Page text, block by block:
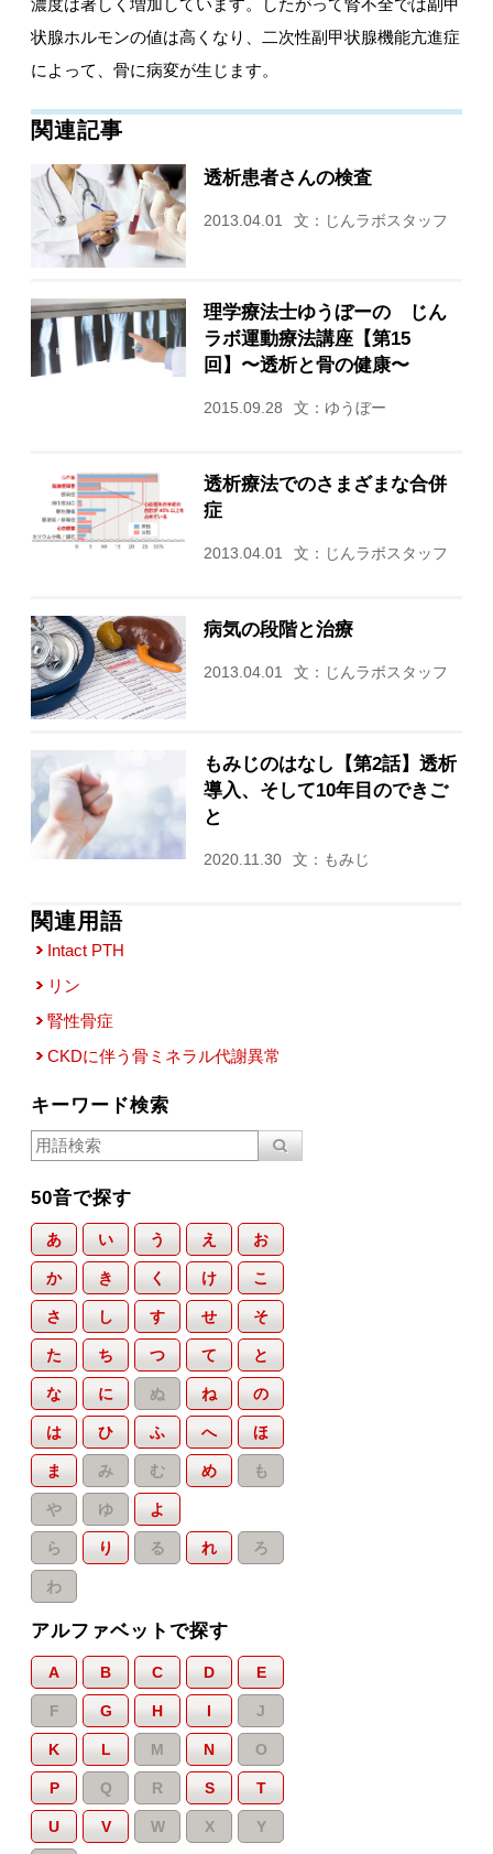
濃度は著しく増加しています。したがって腎不全では副甲
状腺ホルモンの値は高くなり、二次性副甲状腺機能亢進症
によって、骨に病変が生じます。
関連記事
透析患者さんの検査
2013.04.01 文：じんラボスタッフ
理学療法士ゆうぼーの じん
ラボ運動療法講座【第15
回】〜透析と骨の健康〜
2015.09.28 文：ゆうぼー
透析療法でのさまざまな合併
症
2013.04.01 文：じんラボスタッフ
病気の段階と治療
2013.04.01 文：じんラボスタッフ
もみじのはなし【第2話】透析
導入、そして10年目のできご
と
2020.11.30 文：もみじ
関連用語
Intact PTH
リン
腎性骨症
CKDに伴う骨ミネラル代謝異常
キーワード検索
50音で探す
あ い う え お
か き く け こ
さ し す せ そ
た ち つ て と
な に ぬ ね の
は ひ ふ へ ほ
ま み む め も
や ゆ よ
ら り る れ ろ
わ
アルファベットで探す
A B C D E
F G H I J
K L M N O
P Q R S T
U V W X Y